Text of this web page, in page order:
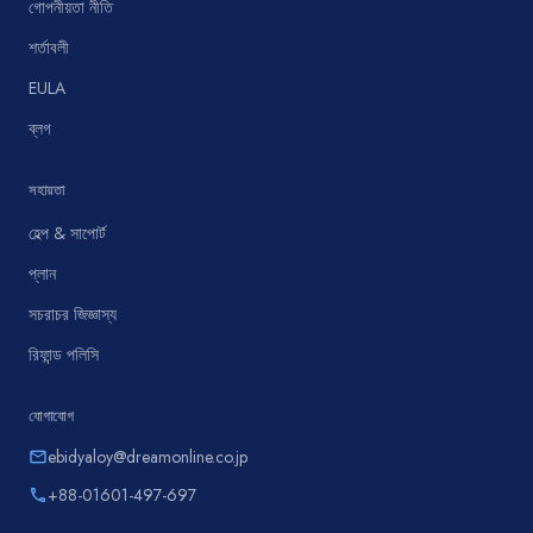
গোপনীয়তা নীতি
শর্তাবলী
EULA
ব্লগ
সহায়তা
হেল্প & সাপোর্ট
প্লান
সচরাচর জিজ্ঞাস্য
রিফান্ড পলিসি
যোগাযোগ
emailebidyaloy@dreamonline.co.jp
phone+88-01601-497-697